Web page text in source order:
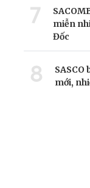
7
miễn
Đốc
8
mới,